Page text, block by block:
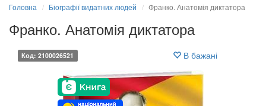
Головна Біографії видатних людей Франко. Анатомія диктатора
Франко. Анатомія диктатора
Код: 2100026521 В бажані